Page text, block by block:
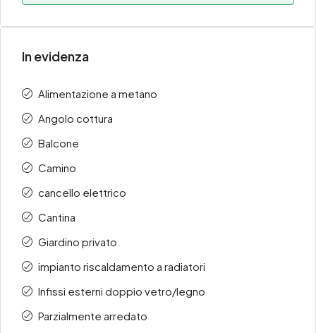
In evidenza
Alimentazione a metano
Angolo cottura
Balcone
Camino
cancello elettrico
Cantina
Giardino privato
impianto riscaldamento a radiatori
Infissi esterni doppio vetro/legno
Parzialmente arredato